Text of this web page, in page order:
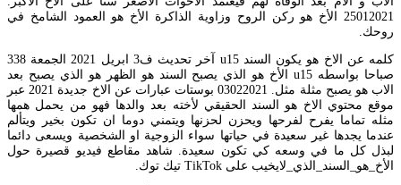
25012021 الأخ هو ركن الروح وزاوية الذاكرة الأخ هو العمود الشامخ في
روحك.
كلمه عن الاخ هو يكون السند u15 آخر تحديث ف3 ابريل 2021 الجمعة 338
صباحا بواسطه u15 الأخ هو الذي يصبح السند هو الظهر هو الذي يصبح بعد
الاب هو يصبح مثلة مثل. 03022021 بوستات عبارات عن الاخ جديدة 2021 عبر
موقع محتوي الاخ هو السند الحقيقي لأخته بعد والدها فهو من يحمل همها
مثله تماما يفرح لفرحها ويحزن لحزنها ويتمني دوما ان تكون بخير ويتألم
عندما يجدها غير سعيدة في حياتها سواء الزوجية او الشخصية ويسعى دائما
لبذل كل ما في وسعه كي تكون سعيدة. شاهد مقاطع فيديو قصيرة حول
الأخ_هو_السند_الذي_لايخيب على TikTok تيك توك.